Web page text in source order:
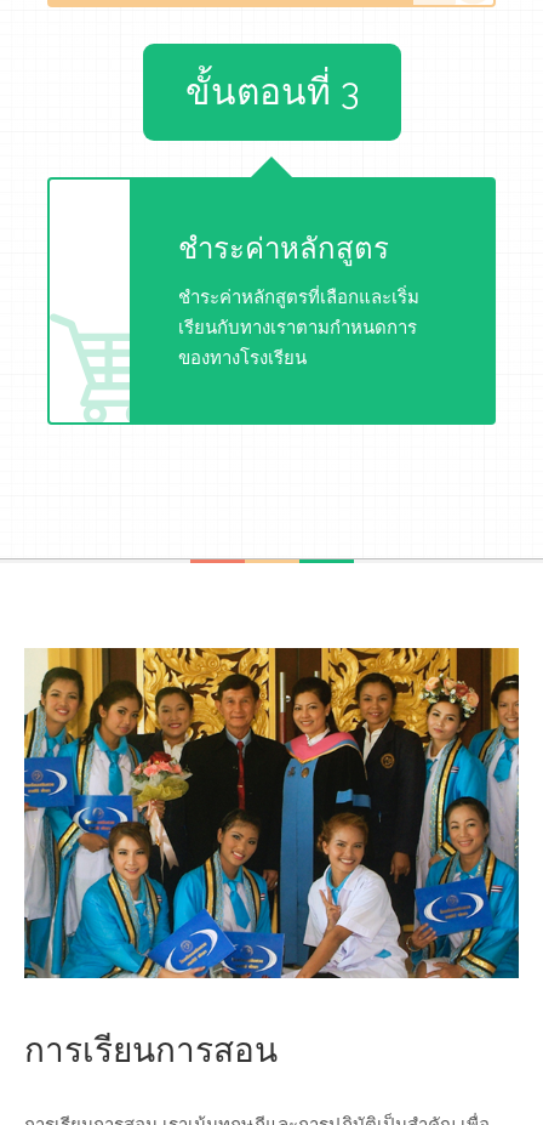
ชำระค่าหลักสูตร
ชำระค่าหลักสูตรที่เลือกและเริ่ม
เรียนกับทางเราตามกำหนดการ
ของทางโรงเรียน
ขั้นตอนที่ 3
การเรียนการสอน